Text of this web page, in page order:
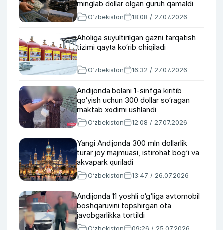
minglab dollar olgan guruh qamaldi
O‘zbekiston 18:08 / 27.07.2026
Aholiga suyultirilgan gazni tarqatish
tizimi qayta ko‘rib chiqiladi
O‘zbekiston 16:32 / 27.07.2026
Andijonda bolani 1-sinfga kiritib
qo‘yish uchun 300 dollar so‘ragan
maktab xodimi ushlandi
O‘zbekiston 12:08 / 27.07.2026
Yangi Andijonda 300 mln dollarlik
turar joy majmuasi, istirohat bog‘i va
akvapark quriladi
O‘zbekiston 13:47 / 26.07.2026
Andijonda 11 yoshli o‘g‘liga avtomobil
boshqaruvini topshirgan ota
javobgarlikka tortildi
O‘zbekiston 09:26 / 25.07.2026